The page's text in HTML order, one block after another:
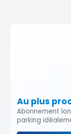
Au plus
Abonnement
parking